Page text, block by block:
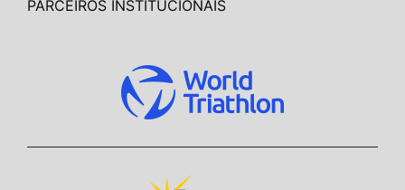
PARCEIROS INSTITUCIONAIS